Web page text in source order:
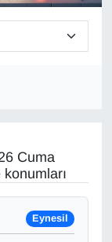
Cuma
Eynesil